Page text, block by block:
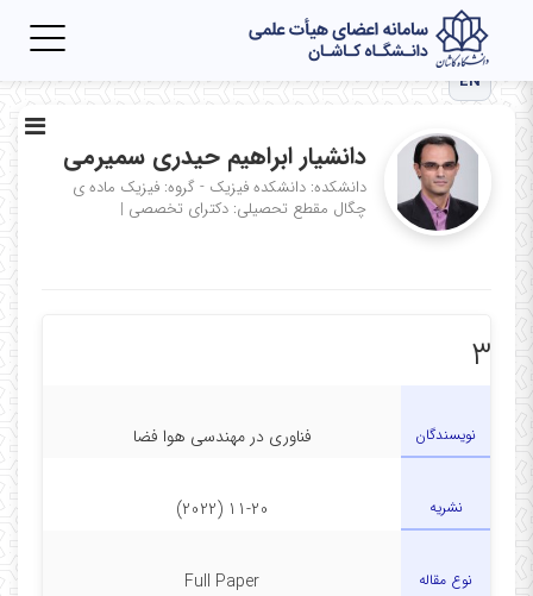
EN
دانشیار ابراهیم حیدری سمیرمی
دانشکده: دانشکده فیزیک - گروه: فیزیک ماده ی
چگال مقطع تحصیلی: دکترای تخصصی |
۳
نویسندگان فناوری در مهندسی هوا فضا
نشریه 11-20 (2022)
نوع مقاله Full Paper